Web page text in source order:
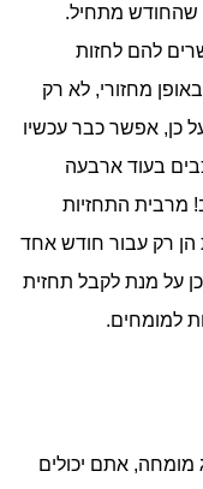
שהחודש מתחיל.
להם לחזות
מחזורי, לא רק
כן, אפשר כבר עכשיו
בעוד ארבעה
מרבית התחזיות
הן רק עבור חודש אחד
על מנת לקבל תחזית
למומחים.
אתם יכולים